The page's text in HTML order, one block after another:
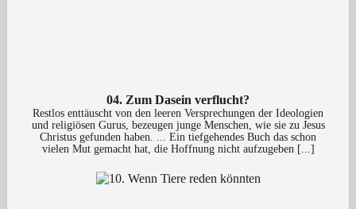
04. Zum Dasein verflucht?
Restlos enttäuscht von den leeren Versprechungen der Ideologien
und religiösen Gurus, bezeugen junge Menschen, wie sie zu Jesus
Christus gefunden haben. ... Ein tiefgehendes Buch das schon
vielen Mut gemacht hat, die Hoffnung nicht aufzugeben [...]